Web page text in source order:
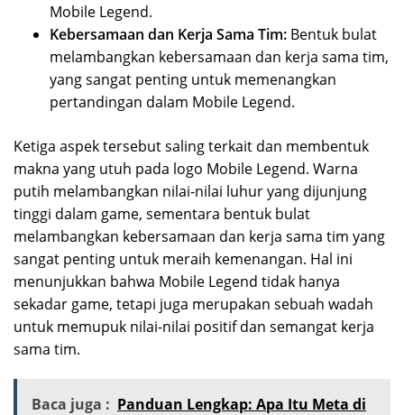
Mobile Legend.
Kebersamaan dan Kerja Sama Tim: Bentuk bulat
melambangkan kebersamaan dan kerja sama tim,
yang sangat penting untuk memenangkan
pertandingan dalam Mobile Legend.
Ketiga aspek tersebut saling terkait dan membentuk
makna yang utuh pada logo Mobile Legend. Warna
putih melambangkan nilai-nilai luhur yang dijunjung
tinggi dalam game, sementara bentuk bulat
melambangkan kebersamaan dan kerja sama tim yang
sangat penting untuk meraih kemenangan. Hal ini
menunjukkan bahwa Mobile Legend tidak hanya
sekadar game, tetapi juga merupakan sebuah wadah
untuk memupuk nilai-nilai positif dan semangat kerja
sama tim.
Baca juga : Panduan Lengkap: Apa Itu Meta di